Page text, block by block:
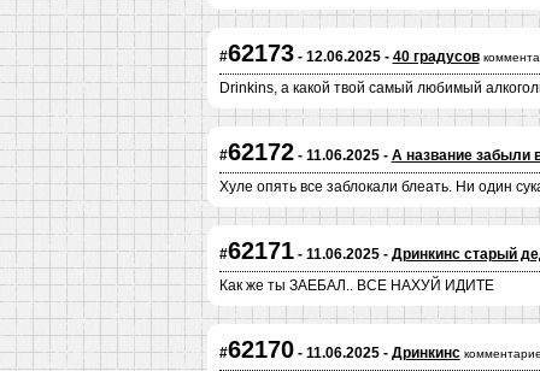
#62173- 12.06.2025 - 40 градусов
Drinkins, а какой твой самый любимый
#62172- 11.06.2025 - А название забыли
Хуле опять все заблокали блеать. Ни один
#62171- 11.06.2025 - Дринкинс старый
Как же ты ЗАЕБАЛ.. ВСЕ НАХУЙ ИДИТЕ
#62170- 11.06.2025 - Дринкинс